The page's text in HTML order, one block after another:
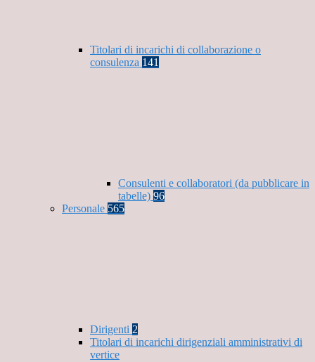
Titolari di incarichi di collaborazione o
consulenza 141
Consulenti e collaboratori (da pubblicare in
tabelle) 96
Personale 565
Dirigenti 2
Titolari di incarichi dirigenziali amministrativi di
vertice